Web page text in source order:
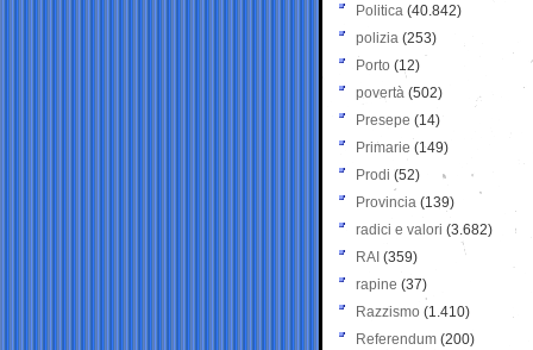
Politica (40.842)
polizia (253)
Porto (12)
povertà (502)
Presepe (14)
Primarie (149)
Prodi (52)
Provincia (139)
radici e valori (3.682)
RAI (359)
rapine (37)
Razzismo (1.410)
Referendum (200)